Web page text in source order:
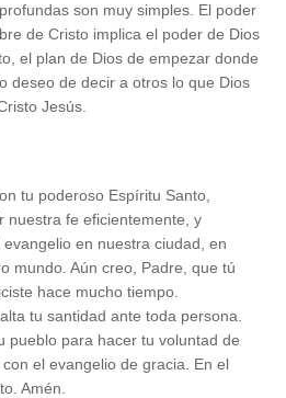
son muy simples. El poder
de Cristo implica el poder de Dios
el plan de Dios de empezar donde
deseo de decir a otros lo que Dios
Jesús.
tu poderoso Espíritu Santo,
nuestra fe eficientemente, y
en nuestra ciudad, en
mundo. Aún creo, Padre, que tú
hace mucho tiempo.
tu santidad ante toda persona.
pueblo para hacer tu voluntad de
el evangelio de gracia. En el
Amén.